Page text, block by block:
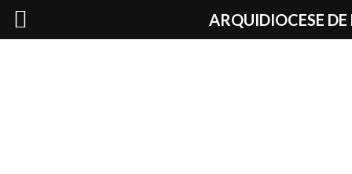
Skip
ARQUIDIOCESE